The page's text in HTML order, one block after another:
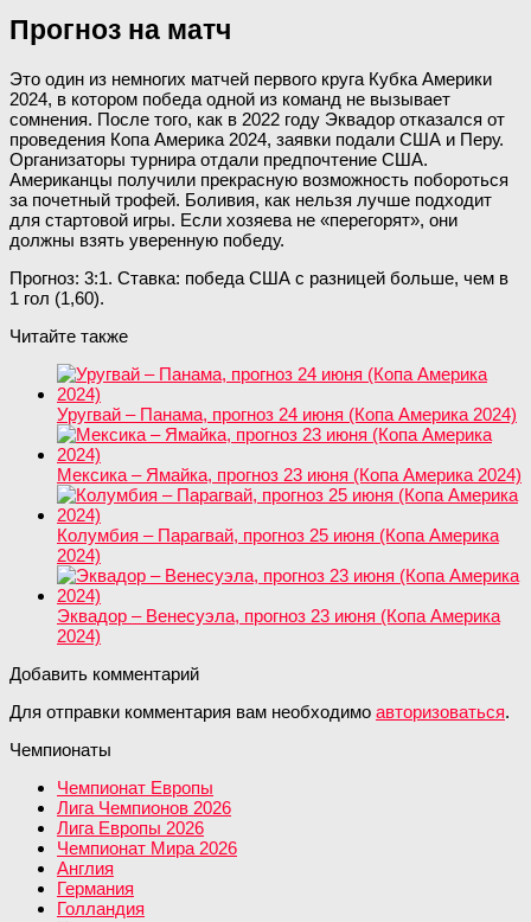
Прогноз на матч
Это один из немногих матчей первого круга Кубка Америки
2024, в котором победа одной из команд не вызывает
сомнения. После того, как в 2022 году Эквадор отказался от
проведения Копа Америка 2024, заявки подали США и Перу.
Организаторы турнира отдали предпочтение США.
Американцы получили прекрасную возможность побороться
за почетный трофей. Боливия, как нельзя лучше подходит
для стартовой игры. Если хозяева не «перегорят», они
должны взять уверенную победу.
Прогноз: 3:1. Ставка: победа США с разницей больше, чем в
1 гол (1,60).
Читайте также
Уругвай – Панама, прогноз 24 июня (Копа Америка 2024)
Мексика – Ямайка, прогноз 23 июня (Копа Америка 2024)
Колумбия – Парагвай, прогноз 25 июня (Копа Америка
2024)
Эквадор – Венесуэла, прогноз 23 июня (Копа Америка
2024)
Добавить комментарий
Для отправки комментария вам необходимо авторизоваться.
Чемпионаты
Чемпионат Европы
Лига Чемпионов 2026
Лига Европы 2026
Чемпионат Мира 2026
Англия
Германия
Голландия